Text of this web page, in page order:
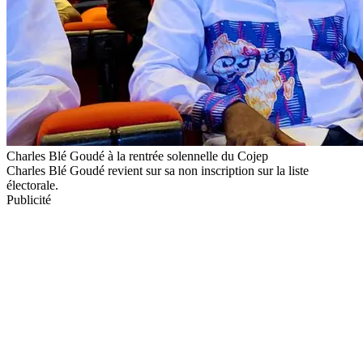
Charles Blé Goudé à la rentrée solennelle du Cojep
Charles Blé Goudé revient sur sa non inscription sur la liste
électorale.
Publicité